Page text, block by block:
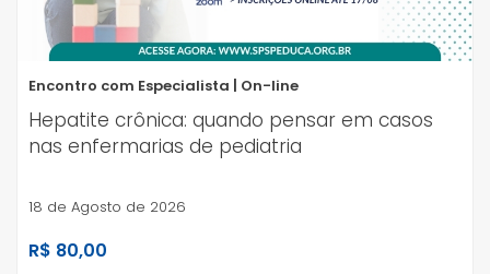
Encontro com Especialista | On-line
Hepatite crônica: quando pensar em casos
nas enfermarias de pediatria
18 de Agosto de 2026
R$ 80,00